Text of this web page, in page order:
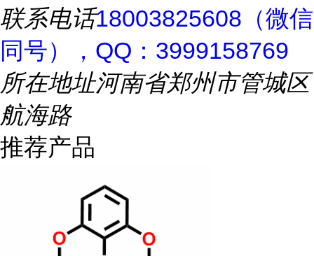
联系电话18003825608（微信
同号），QQ：3999158769
所在地址河南省郑州市管城区
航海路
推荐产品